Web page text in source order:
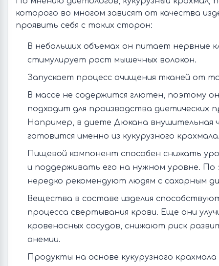
которого во многом зависят от качества
проявить себя с таких сторон:
В небольших объемах он питает нервные
стимулирует рост мышечных волокон.
Запускает процесс очищения тканей от
В массе не содержится глютен, поэтому
подходит для производства диетических
Например, в диете Дюкана внушительная
готовится именно из кукурузного
Пищевой компонент способен снижать
и поддерживать его на нужном уровне. По
нередко рекомендуют людям с сахарным
Вещества в составе изделия
процесса свертывания крови. Еще они
кровеносных сосудов, снижают риск
анемии.
Продукты на основе кукурузного